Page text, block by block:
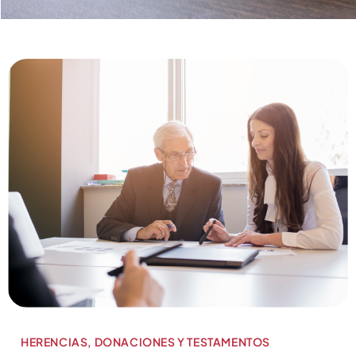
HERENCIAS, DONACIONES Y TESTAMENTOS